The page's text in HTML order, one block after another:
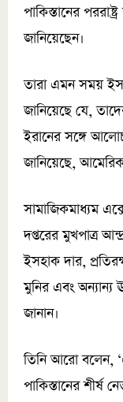
পাকিস্তানের
জানিয়েছেন।
তারা এমন সময়
জানিয়েছে যে,
ইরানের সঙ্গে
জানিয়েছে,
সামাজিকমাধ্যম
দপ্তরের মুখপাত্র
ইসহাক দার,
মুনির এবং অন্যান্য
জানান।
তিনি আরো বলেন,
পাকিস্তানের শীর্ষ